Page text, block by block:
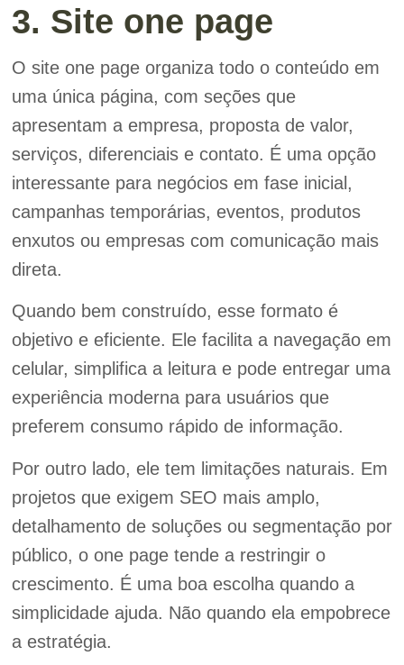
3. Site one page
O site one page organiza todo o conteúdo em
uma única página, com seções que
apresentam a empresa, proposta de valor,
serviços, diferenciais e contato. É uma opção
interessante para negócios em fase inicial,
campanhas temporárias, eventos, produtos
enxutos ou empresas com comunicação mais
direta.
Quando bem construído, esse formato é
objetivo e eficiente. Ele facilita a navegação em
celular, simplifica a leitura e pode entregar uma
experiência moderna para usuários que
preferem consumo rápido de informação.
Por outro lado, ele tem limitações naturais. Em
projetos que exigem SEO mais amplo,
detalhamento de soluções ou segmentação por
público, o one page tende a restringir o
crescimento. É uma boa escolha quando a
simplicidade ajuda. Não quando ela empobrece
a estratégia.